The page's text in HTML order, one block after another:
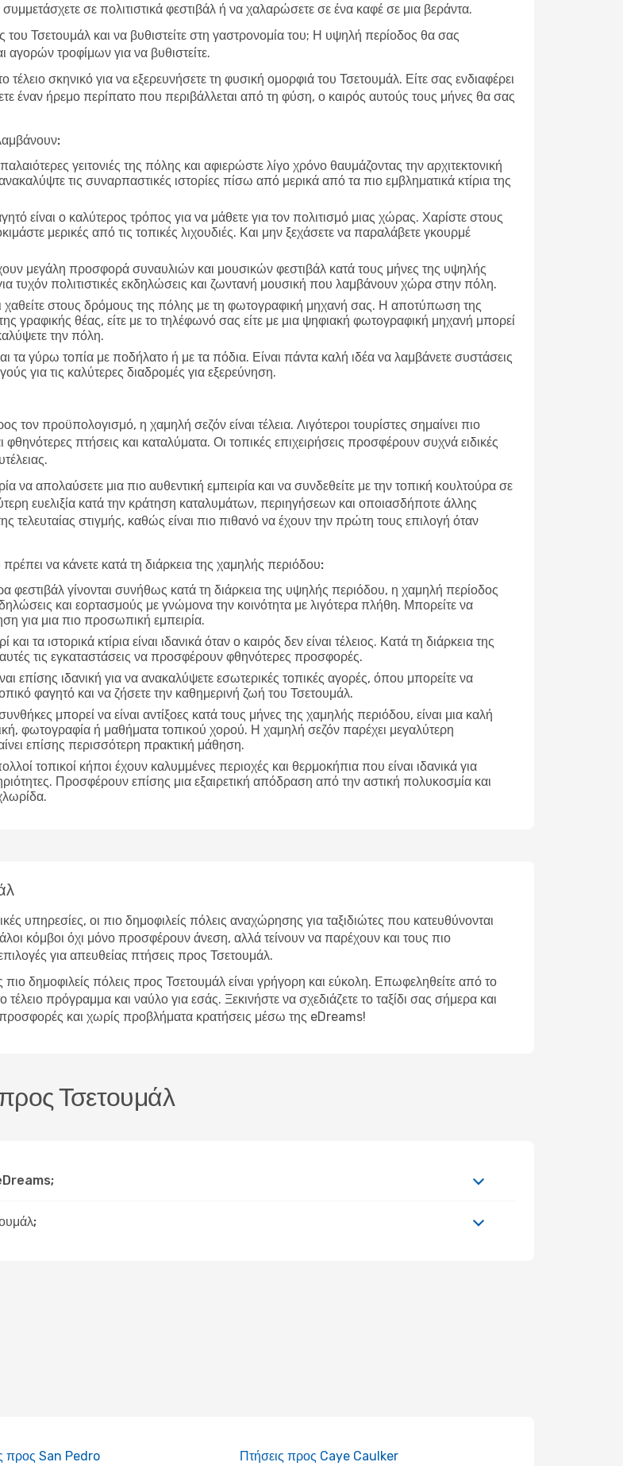
σε πολιτιστικά φεστιβάλ ή να χαλαρώσετε σε ένα καφέ σε μια βεράντα.
του Τσετουμάλ και να βυθιστείτε στη γαστρονομία του; Η υψηλή περίοδος θα σας
τροφίμων για να βυθιστείτε.
σκηνικό για να εξερευνήσετε τη φυσική ομορφιά του Τσετουμάλ. Είτε σας ενδιαφέρει
ήρεμο περίπατο που περιβάλλεται από τη φύση, ο καιρός αυτούς τους μήνες θα σας
γειτονιές της πόλης και αφιερώστε λίγο χρόνο θαυμάζοντας την αρχιτεκτονική
τις συναρπαστικές ιστορίες πίσω από μερικά από τα πιο εμβληματικά κτίρια της
είναι ο καλύτερος τρόπος για να μάθετε για τον πολιτισμό μιας χώρας. Χαρίστε στους
μερικές από τις τοπικές λιχουδιές. Και μην ξεχάσετε να παραλάβετε γκουρμέ
μεγάλη προσφορά συναυλιών και μουσικών φεστιβάλ κατά τους μήνες της υψηλής
τυχόν πολιτιστικές εκδηλώσεις και ζωντανή μουσική που λαμβάνουν χώρα στην πόλη.
χαθείτε στους δρόμους της πόλης με τη φωτογραφική μηχανή σας. Η αποτύπωση της
γραφικής θέας, είτε με το τηλέφωνό σας είτε με μια ψηφιακή φωτογραφική μηχανή μπορεί
την πόλη.
τα γύρω τοπία με ποδήλατο ή με τα πόδια. Είναι πάντα καλή ιδέα να λαμβάνετε συστάσεις
για τις καλύτερες διαδρομές για εξερεύνηση.
τον προϋπολογισμό, η χαμηλή σεζόν είναι τέλεια. Λιγότεροι τουρίστες σημαίνει πιο
πτήσεις και καταλύματα. Οι τοπικές επιχειρήσεις προσφέρουν συχνά ειδικές
να απολαύσετε μια πιο αυθεντική εμπειρία και να συνδεθείτε με την τοπική κουλτούρα σε
ευελιξία κατά την κράτηση καταλυμάτων, περιηγήσεων και οποιασδήποτε άλλης
τελευταίας στιγμής, καθώς είναι πιο πιθανό να έχουν την πρώτη τους επιλογή όταν
να κάνετε κατά τη διάρκεια της χαμηλής περιόδου:
φεστιβάλ γίνονται συνήθως κατά τη διάρκεια της υψηλής περιόδου, η χαμηλή περίοδος
και εορτασμούς με γνώμονα την κοινότητα με λιγότερα πλήθη. Μπορείτε να
για μια πιο προσωπική εμπειρία.
και τα ιστορικά κτίρια είναι ιδανικά όταν ο καιρός δεν είναι τέλειος. Κατά τη διάρκεια της
τις εγκαταστάσεις να προσφέρουν φθηνότερες προσφορές.
επίσης ιδανική για να ανακαλύψετε εσωτερικές τοπικές αγορές, όπου μπορείτε να
φαγητό και να ζήσετε την καθημερινή ζωή του Τσετουμάλ.
μπορεί να είναι αντίξοες κατά τους μήνες της χαμηλής περιόδου, είναι μια καλή
φωτογραφία ή μαθήματα τοπικού χορού. Η χαμηλή σεζόν παρέχει μεγαλύτερη
επίσης περισσότερη πρακτική μάθηση.
τοπικοί κήποι έχουν καλυμμένες περιοχές και θερμοκήπια που είναι ιδανικά για
Προσφέρουν επίσης μια εξαιρετική απόδραση από την αστική πολυκοσμία και
υπηρεσίες, οι πιο δημοφιλείς πόλεις αναχώρησης για ταξιδιώτες που κατευθύνονται
κόμβοι όχι μόνο προσφέρουν άνεση, αλλά τείνουν να παρέχουν και τους πιο
για απευθείας πτήσεις προς Τσετουμάλ.
δημοφιλείς πόλεις προς Τσετουμάλ είναι γρήγορη και εύκολη. Επωφεληθείτε από το
πρόγραμμα και ναύλο για εσάς. Ξεκινήστε να σχεδιάζετε το ταξίδι σας σήμερα και
προσφορές και χωρίς προβλήματα κρατήσεις μέσω της eDreams!
προς Τσετουμάλ
προς San Pedro Πτήσεις προς Caye Caulker